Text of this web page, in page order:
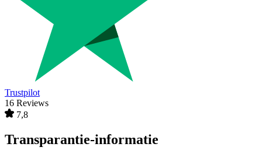
Trustpilot
16 Reviews
7,8
Transparantie-informatie